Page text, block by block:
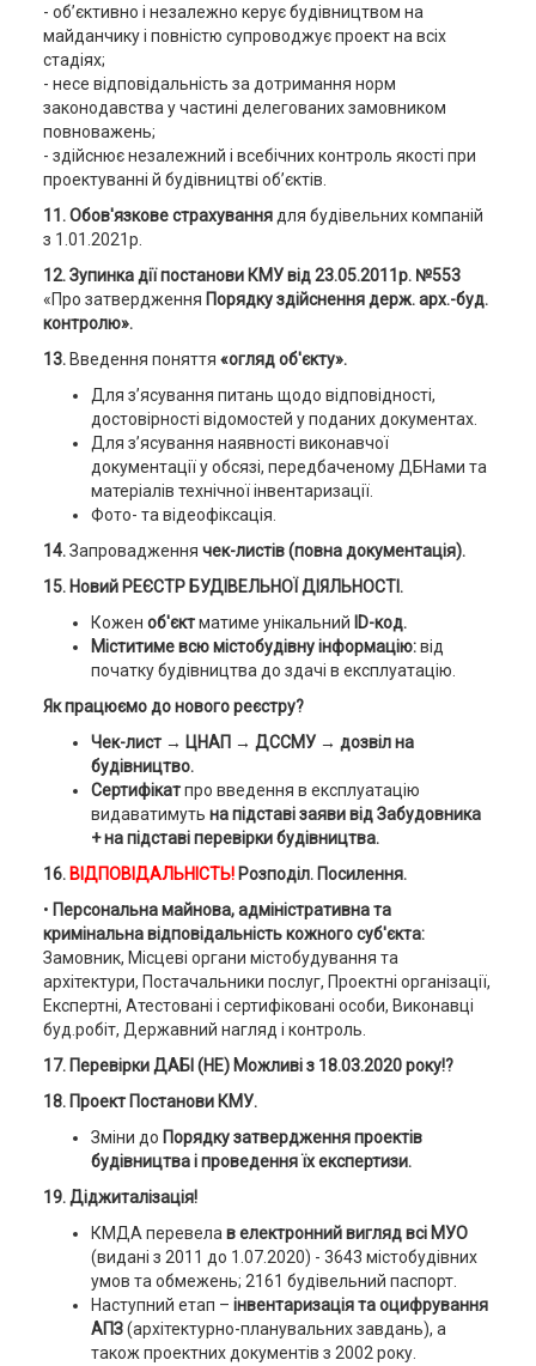
- об’єктивно і незалежно керує будівництвом на
майданчику і повністю супроводжує проект на всіх
стадіях;
- несе відповідальність за дотримання норм
законодавства у частині делегованих замовником
повноважень;
- здійснює незалежний і всебічних контроль якості при
проектуванні й будівництві об’єктів.
11. Обов'язкове страхуваннядля будівельних компаній
з 1.01.2021р.
12. Зупинка дії постанови КМУ від 23.05.2011р. №553
«Про затвердження Порядку здійснення держ. арх.-буд.
контролю».
13. Введення поняття «огляд об'єкту».
Для з’ясування питань щодо відповідності,
достовірності відомостей у поданих документах.
Для з’ясування наявності виконавчої
документації у обсязі, передбаченому ДБНами та
матеріалів технічної інвентаризації.
Фото- та відеофіксація.
14.Запровадження чек-листів (повна документація).
15. Новий РЕЄСТР БУДІВЕЛЬНОЇ ДІЯЛЬНОСТІ.
Кожен об'єктматиме унікальний ID-код.
Міститиме всю містобудівну інформацію:від
початку будівництва до здачі в експлуатацію.
Як працюємо до нового реєстру?
Чек-лист → ЦНАП → ДССМУ → дозвіл на
будівництво.
Сертифікатпро введення в експлуатацію
видаватимуть на підставі заяви від Забудовника
+ на підставі перевірки будівництва.
16. ВІДПОВІДАЛЬНІСТЬ! Розподіл. Посилення.
• Персональна майнова, адміністративна та
кримінальна відповідальність кожного суб'єкта:
Замовник, Місцеві органи містобудування та
архітектури, Постачальники послуг, Проектні організації,
Експертні, Атестовані і сертифіковані особи, Виконавці
буд.робіт, Державний нагляд і контроль.
17. Перевірки ДАБІ (НЕ) Можливі з 18.03.2020 року!?
18. Проект Постанови КМУ.
Зміни до Порядку затвердження проектів
будівництва і проведення їх експертизи.
19. Діджиталізація!
КМДА перевелав електронний вигляд всі МУО
(видані з 2011 до 1.07.2020) - 3643 містобудівних
умов та обмежень; 2161 будівельний паспорт.
Наступний етап – інвентаризація та оцифрування
АПЗ(архітектурно-планувальних завдань), а
також проектних документів з 2002 року.